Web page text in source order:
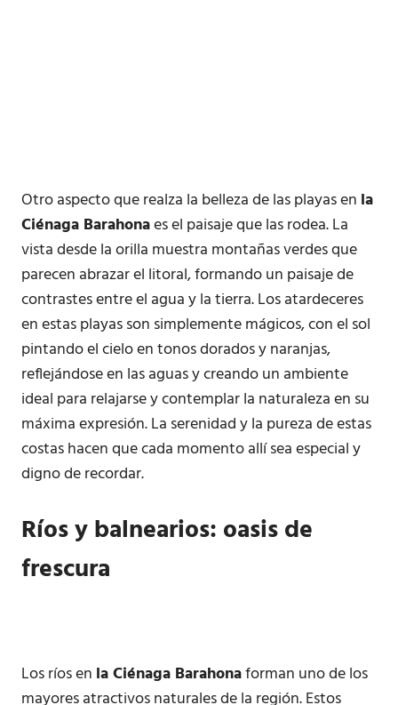
Otro aspecto que realza la belleza de las playas en la
Ciénaga Barahonaes el paisaje que las rodea. La
vista desde la orilla muestra montañas verdes que
parecen abrazar el litoral, formando un paisaje de
contrastes entre el agua y la tierra. Los atardeceres
en estas playas son simplemente mágicos, con el sol
pintando el cielo en tonos dorados y naranjas,
reflejándose en las aguas y creando un ambiente
ideal para relajarse y contemplar la naturaleza en su
máxima expresión. La serenidad y la pureza de estas
costas hacen que cada momento allí sea especial y
digno de recordar.
Ríos y balnearios: oasis de
frescura
Los ríos en la Ciénaga Barahonaforman uno de los
mayores atractivos naturales de la región. Estos